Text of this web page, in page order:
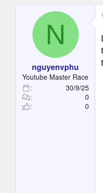
a
r
t
e
g
N
nguyenvphu
Youtube Master Race
30/9/25
0
0